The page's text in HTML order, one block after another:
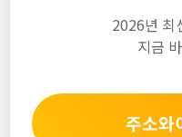
2026년 최
지금
주소와